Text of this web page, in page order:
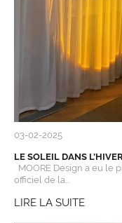
03-02-2025
LE SOLEIL DANS
MOORE Design a eu le
officiel de la...
LIRE LA SUITE